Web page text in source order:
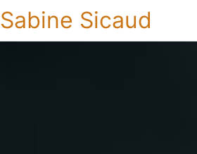
Sabine Sicaud